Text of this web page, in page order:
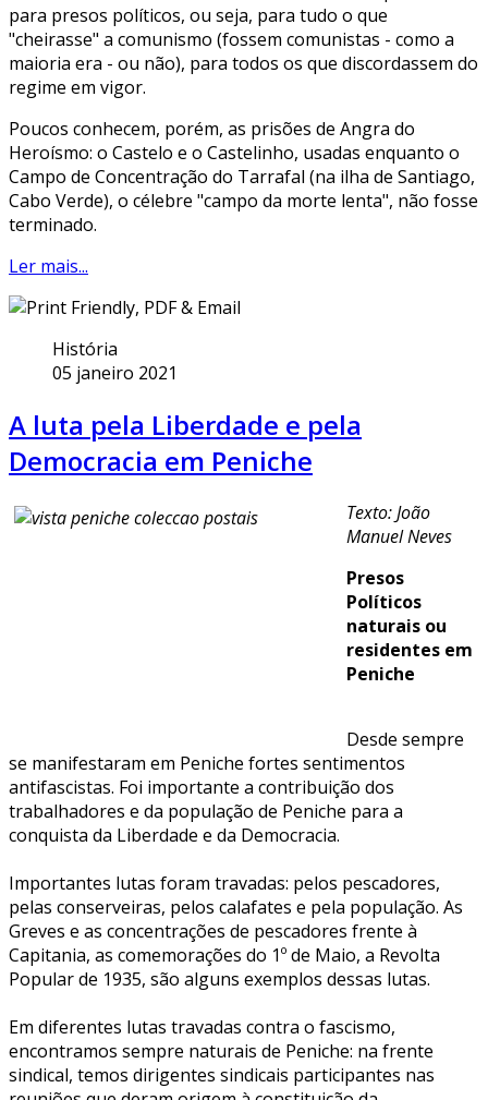
para presos políticos, ou seja, para tudo o que
"cheirasse" a comunismo (fossem comunistas - como a
maioria era - ou não), para todos os que discordassem do
regime em vigor.
Poucos conhecem, porém, as prisões de Angra do
Heroísmo: o Castelo e o Castelinho, usadas enquanto o
Campo de Concentração do Tarrafal (na ilha de Santiago,
Cabo Verde), o célebre "campo da morte lenta", não fosse
terminado.
Ler mais...
História
05 janeiro 2021
A luta pela Liberdade e pela
Democracia em Peniche
Texto: João
Manuel Neves
Presos
Políticos
naturais ou
residentes em
Peniche
Desde sempre
se manifestaram em Peniche fortes sentimentos
antifascistas. Foi importante a contribuição dos
trabalhadores e da população de Peniche para a
conquista da Liberdade e da Democracia.
Importantes lutas foram travadas: pelos pescadores,
pelas conserveiras, pelos calafates e pela população. As
Greves e as concentrações de pescadores frente à
Capitania, as comemorações do 1º de Maio, a Revolta
Popular de 1935, são alguns exemplos dessas lutas.
Em diferentes lutas travadas contra o fascismo,
encontramos sempre naturais de Peniche: na frente
sindical, temos dirigentes sindicais participantes nas